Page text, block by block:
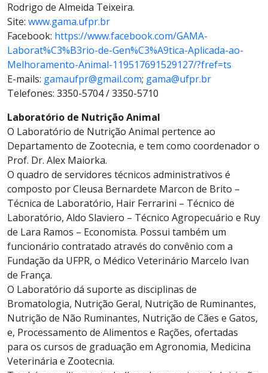
Rodrigo de Almeida Teixeira.
Site: www.gama.ufpr.br
Facebook: https://www.facebook.com/GAMA-
Laborat%C3%B3rio-de-Gen%C3%A9tica-Aplicada-ao-
Melhoramento-Animal-119517691529127/?fref=ts
E-mails: gamaufpr@gmail.com; gama@ufpr.br
Telefones: 3350-5704 / 3350-5710
Laboratório de Nutrição Animal
O Laboratório de Nutrição Animal pertence ao
Departamento de Zootecnia, e tem como coordenador o
Prof. Dr. Alex Maiorka.
O quadro de servidores técnicos administrativos é
composto por Cleusa Bernardete Marcon de Brito –
Técnica de Laboratório, Hair Ferrarini – Técnico de
Laboratório, Aldo Slaviero – Técnico Agropecuário e Ruy
de Lara Ramos – Economista. Possui também um
funcionário contratado através do convênio com a
Fundação da UFPR, o Médico Veterinário Marcelo Ivan
de França.
O Laboratório dá suporte as disciplinas de
Bromatologia, Nutrição Geral, Nutrição de Ruminantes,
Nutrição de Não Ruminantes, Nutrição de Cães e Gatos,
e, Processamento de Alimentos e Rações, ofertadas
para os cursos de graduação em Agronomia, Medicina
Veterinária e Zootecnia.